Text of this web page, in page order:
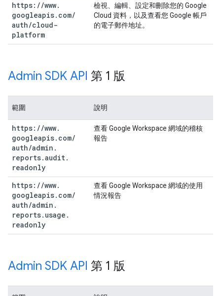
https: //www.
googleapis. com/
auth/cloud-
platform
檢視、編輯、設定和刪除您的 Google
Cloud 資料，以及查看您 Google 帳戶
的電子郵件地址。
Admin SDK API 第 1 版
範圍 說明
https: //www.
googleapis. com/
auth/admin .
reports.audit.
readonly
查看 Google Workspace 網域的稽核
報告
https: //www.
googleapis. com/
auth/admin .
reports. usage .
readonly
查看 Google Workspace 網域的使用
情況報告
Admin SDK API 第 1 版